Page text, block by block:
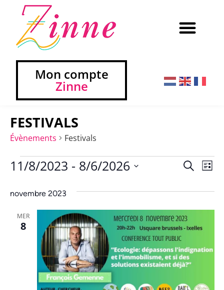
Mon compte
Zinne
FESTIVALS
Évènements Festivals
et
de
vues
Liste
11/8/2023 - 8/6/2026
date.
novembre 2023
MER
8